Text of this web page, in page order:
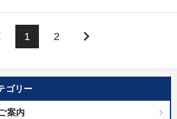
ゴリー
案内
1 2 keyboard_arrow_right